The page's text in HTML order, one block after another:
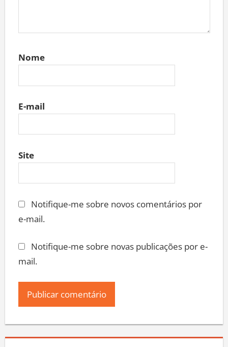
Nome
E-mail
Site
Notifique-me sobre novos comentários por
e-mail.
Notifique-me sobre novas publicações por e-
mail.